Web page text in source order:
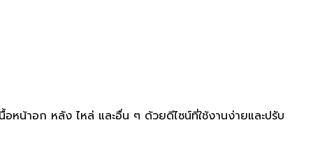
น้าอก หลัง ไหล่ และอื่น ๆ ด้วยดีไซน์ที่ใช้งานง่ายและปรับ